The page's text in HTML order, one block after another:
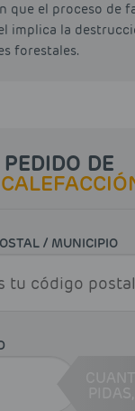
que el proceso de
implica la
forestales.
DE
/ MUNICIPIO